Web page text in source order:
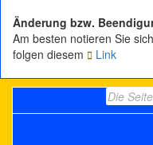
Änderung bzw.
Am besten notieren Sie
folgen diesem
Link
for: